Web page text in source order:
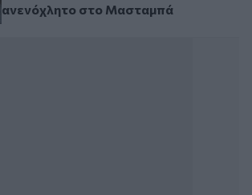
ανενόχλητο στο Μασταμπά